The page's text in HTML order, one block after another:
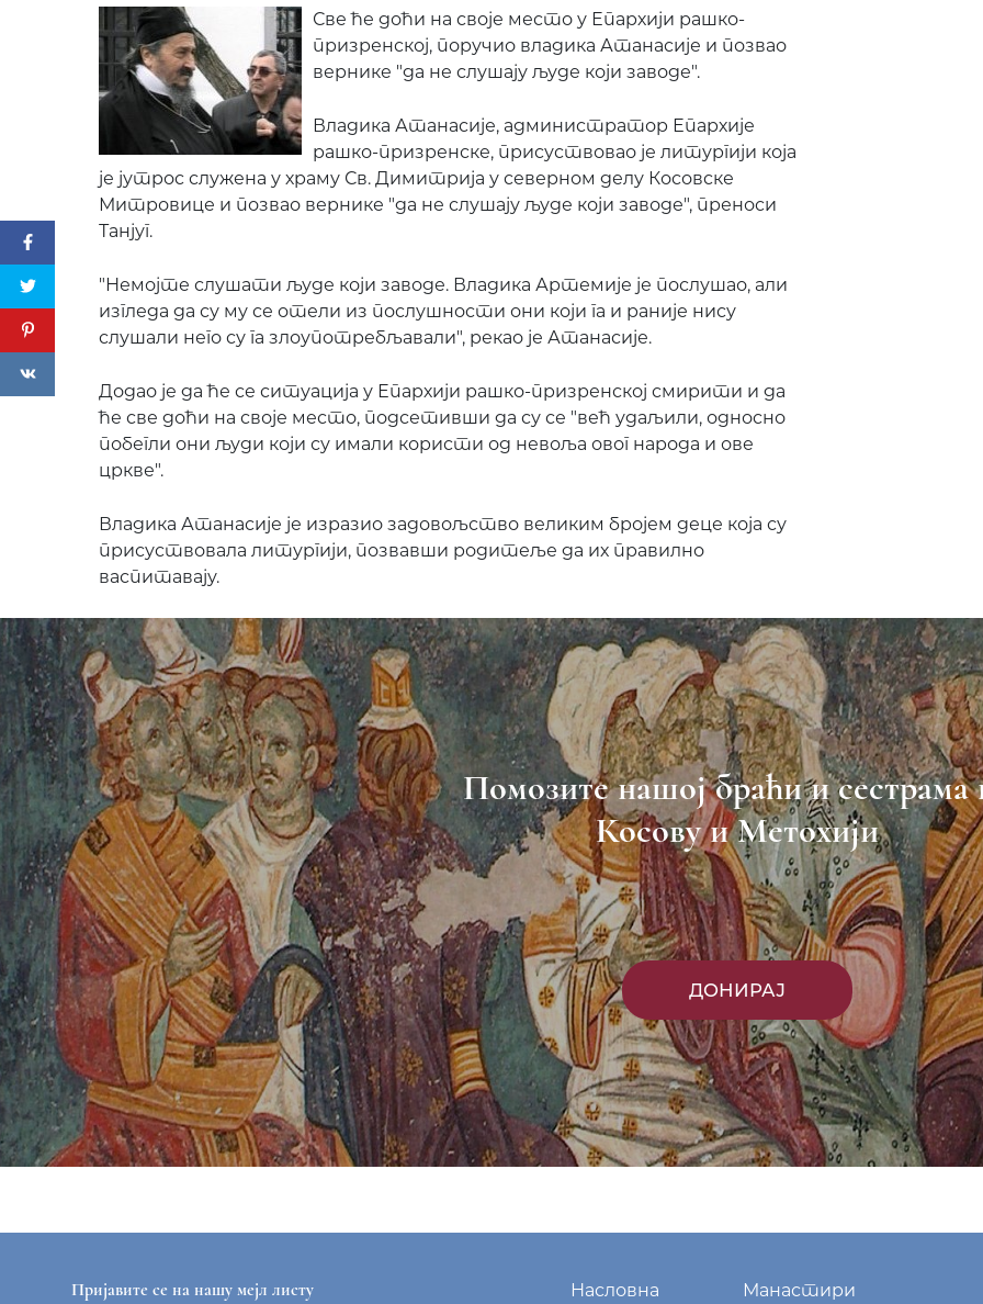
Све ће доћи на своје место у Епархији рашко-
призренској, поручио владика Атанасије и позвао
вернике "да не слушају људе који заводе".
Владика Атанасије, администратор Епархије
рашко-призренске, присуствовао је литургији која
је јутрос служена у храму Св. Димитрија у северном делу Косовске
Митровице и позвао вернике "да не слушају људе који заводе", преноси
Танјуг.
"Немојте слушати људе који заводе. Владика Артемије је послушао, али
изгледа да су му се отели из послушности они који га и раније нису
слушали него су га злоупотребљавали", рекао је Атанасије.
Додао је да ће се ситуација у Епархији рашко-призренској смирити и да
ће све доћи на своје место, подсетивши да су се "већ удаљили, односно
побегли они људи који су имали користи од невоља овог народа и ове
цркве".
Владика Атанасије је изразио задовољство великим бројем деце која су
присуствовала литургији, позвавши родитеље да их правилно
васпитавају.
Помозите нашој браћи и сестрама
Косову и Метохији
ДОНИРАЈ
Пријавите се на нашу мејл листу Насловна Манастири